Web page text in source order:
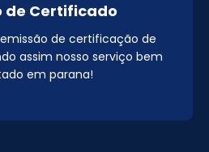
de Certificado
emissão de certificação de
assim nosso serviço bem
em parana!